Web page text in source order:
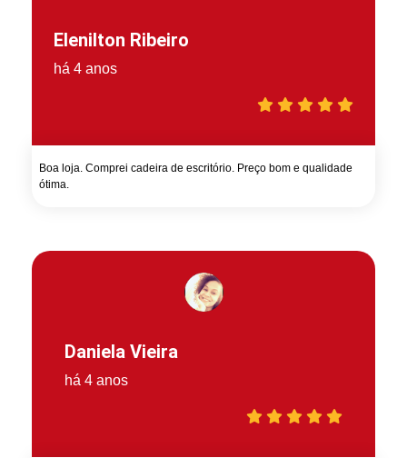
Elenilton Ribeiro
há 4 anos
Boa loja. Comprei cadeira de escritório. Preço bom e qualidade
ótima.
Daniela Vieira
há 4 anos